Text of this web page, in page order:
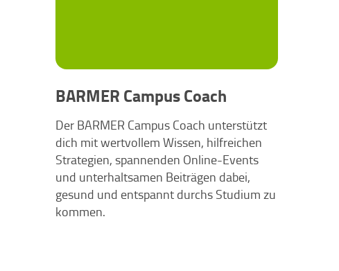
BARMER Campus Coach
Der BARMER Campus Coach unterstützt
dich mit wertvollem Wissen, hilfreichen
Strategien, spannenden Online-Events
und unterhaltsamen Beiträgen dabei,
gesund und entspannt durchs Studium zu
kommen.